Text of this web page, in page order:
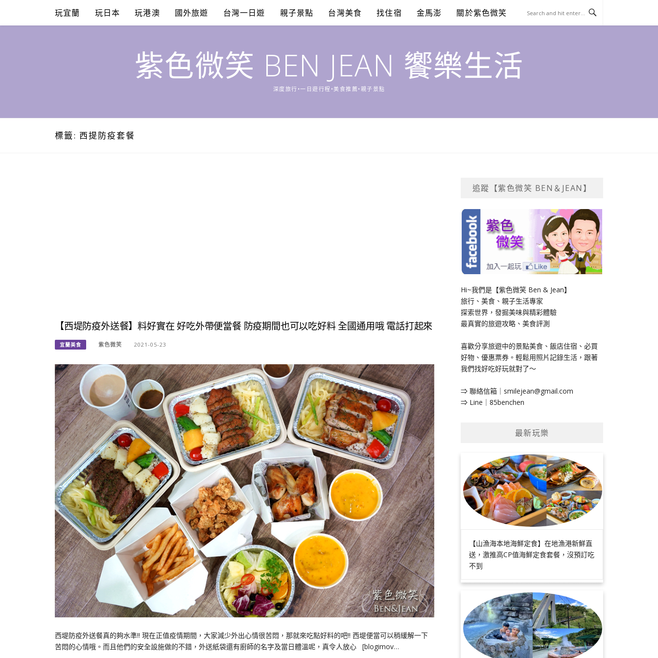
content
玩宜蘭 玩日本 玩港澳 國外旅遊 台灣一日遊 親子景點 台灣美食 找住宿 金馬澎 關於紫色微笑
紫色微笑 BEN JEAN 饗樂生活
深度旅行•一日遊行程•美食推薦•親子景點
標籤: 西提防疫套餐
【西堤防疫外送餐】料好實在 好吃外帶便當餐 防疫期間也可以吃好料 全國通用哦 電話打起來
宜蘭美食 紫色微笑 2021-05-23
西堤防疫外送餐真的夠水準!! 現在正值疫情期間，大家減少外出心情很苦悶，那就來吃點好料的吧!! 西堤便當可以稍緩解一下
苦悶的心情哦。而且他們的安全設施做的不錯，外送紙袋還有廚師的名字及當日體溫呢，真令人放心 [blogimov…
追蹤【紫色微笑 BEN＆JEAN】
Hi~我們是【紫色微笑 Ben & Jean】
旅行、美食、親子生活專家
探索世界，發掘美味與精彩體驗
最真實的旅遊攻略、美食評測
喜歡分享旅遊中的景點美食、飯店住宿、必買
好物、優惠票券。輕鬆用照片記錄生活，跟著
我們找好吃好玩就對了～
⇒ 聯絡信箱｜ smilejean@gmail.com
⇒ Line｜85benchen
最新玩樂
【山漁海本地海鮮定食】在地漁港新鮮直
送，激推高CP值海鮮定食套餐，沒預訂吃
不到